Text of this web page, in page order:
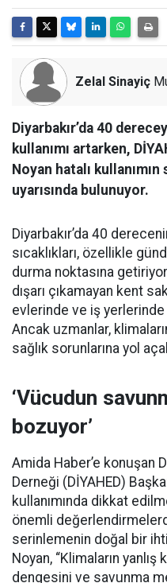
Zelal Sinayiç
Diyarbakır’da 40
kullanımı artarken,
Noyan hatalı
uyarısında bulunuyor.
Diyarbakır’da 40
sıcaklıkları, özellikle
durma noktasına
dışarı çıkamayan kent
evlerinde ve iş
Ancak uzmanlar,
sağlık sorunlarına yol
‘Vücudun
bozuyor’
Amida Haber’e konuşan
Derneği (DİYAHED)
kullanımında dikkat
önemli
serinlemenin doğal bir
Noyan, “Klimaların yanlış
dengesini ve savunma